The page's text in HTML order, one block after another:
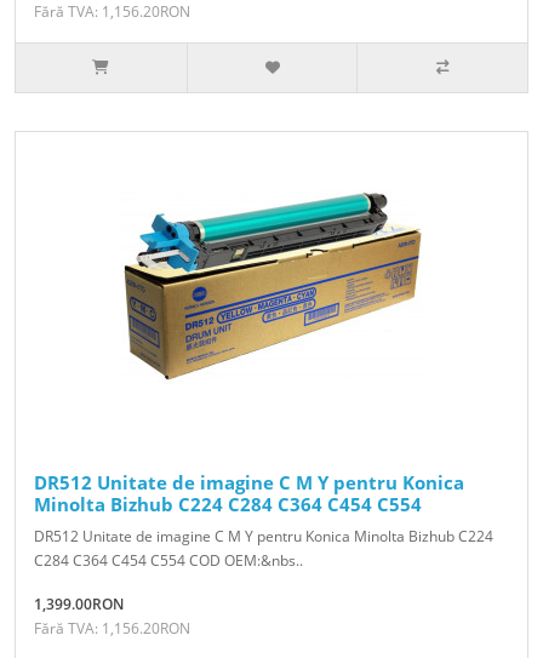
Fără TVA: 1,156.20RON
DR512 Unitate de imagine C M Y pentru Konica
Minolta Bizhub C224 C284 C364 C454 C554
DR512 Unitate de imagine C M Y pentru Konica Minolta Bizhub C224
C284 C364 C454 C554 COD OEM:&nbs..
1,399.00RON
Fără TVA: 1,156.20RON